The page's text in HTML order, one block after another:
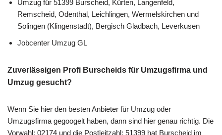
Umzug für 51399 Burscheid, Kürten, Langenfeld,
Remscheid, Odenthal, Leichlingen, Wermelskirchen und
Solingen (Klingenstadt), Bergisch Gladbach, Leverkusen
Jobcenter Umzug GL
Zuverlässigen Profi Burscheids für Umzugsfirma und
Umzug gesucht?
Wenn Sie hier den besten Anbieter für Umzug oder
Umzugsfirma gegoogelt haben, dann sind hier genau richtig. Die
Vorwahl: 02174 und die Postleitzahl: 51399 hat Burscheid im